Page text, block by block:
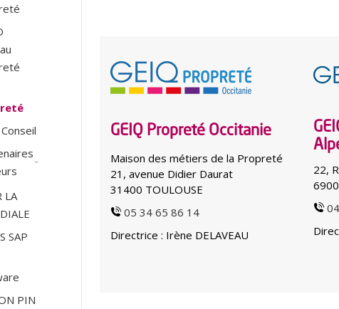
GEIQ Propreté Occitanie
Maison des métiers de la Propreté
21, avenue Didier Daurat
31400 TOULOUSE
05 34 65 86 14
Directrice : Irène DELAVEAU
22,
LA
SAP
PIN